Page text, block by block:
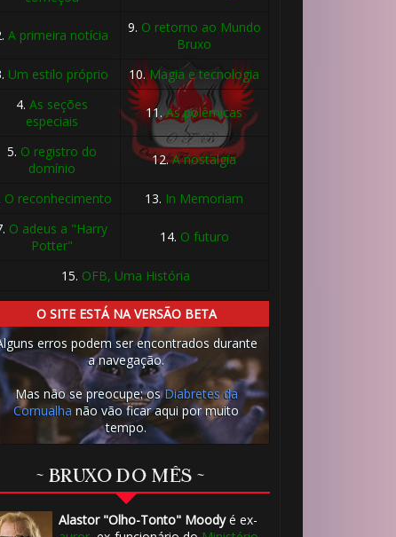
A primeira notícia 9. O retorno ao Mundo
Bruxo
Um estilo próprio 10.Magia e tecnologia
4. As seções
especiais
11.As polêmicas
5. O registro do
domínio
12.A nostalgia
O reconhecimento 13. In Memoriam
O adeus a "Harry
Potter"
14. O futuro
15. OFB, Uma História
O SITE ESTÁ NA VERSÃO BETA
erros podem ser encontrados durante
a navegação.
Mas não se preocupe: osDiabretes da
Cornualha não vão ficar aqui por muito
tempo.
~ BRUXO DO MÊS ~
Alastor "Olho-Tonto" Moodyé ex-